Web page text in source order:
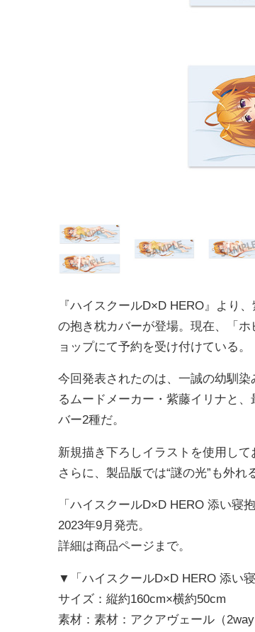
『ハイスクールD×D HERO』より
の抱き枕カバーが登場。現在、「ホ
ョップにて予約を受け付けている。
今回発表されたのは、一誠の幼馴
るムードメーカー・紫藤イリナと
バー2種だ。
新規描き下ろしイラストを使用し
さらに、製品版では“謎の光”も外
「ハイスクールD×D HERO 添い寝
2023年9月発売。
詳細は商品ページまで。
▼「ハイスクールD×D HERO 添い
サイズ：縦約160cm×横約50cm
素材：素材：アクアヴェール（2way